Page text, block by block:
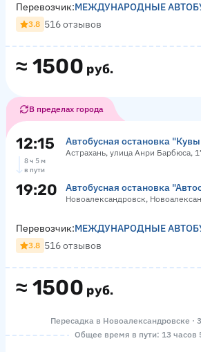
≈ 1500 руб.
Перевозчик:МЕЖДУНАРОДНЫЕ
3.8 516 отзывов
В пределах города
12:15 Автобусная остановка
Астрахань, улица Анри Барбюса,
8 ч 5 м
в пути
19:20 Автобусная остановка
Новоалександровск,
≈ 1500 руб.
Перевозчик:МЕЖДУНАРОДНЫЕ
3.8 516 отзывов
Пересадка в Новоалександровске ·
Общее время в пути: 13 часов